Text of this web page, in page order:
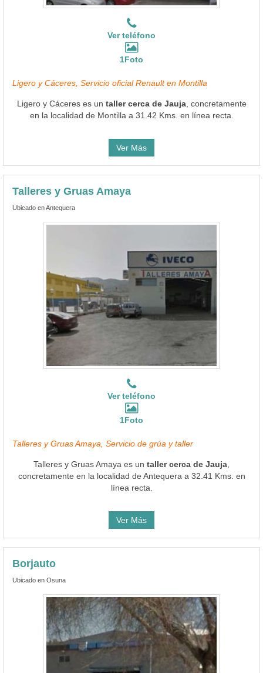
Ver teléfono
1Foto
Ligero y Cáceres, Servicio oficial Renault en Montilla
Ligero y Cáceres es un taller cerca de Jauja, concretamente
en la localidad de Montilla a 31.42 Kms. en línea recta.
Ver Más
Talleres y Gruas Amaya
Ubicado en Antequera
Ver teléfono
1Foto
Talleres y Gruas Amaya, Servicio de grúa y taller
Talleres y Gruas Amaya es un taller cerca de Jauja
concretamente en la localidad de Antequera a 32.41 Kms. en
línea recta.
Ver Más
Borjauto
Ubicado en Osuna